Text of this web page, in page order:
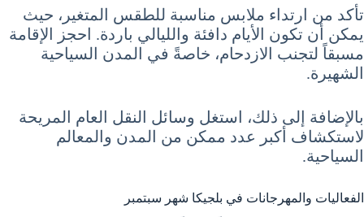
تأكد من ارتداء ملابس مناسبة للطقس المتغير، حيث
يمكن أن تكون الأيام دافئة والليالي باردة. احجز الإقامة
مسبقاً لتجنب الازدحام، خاصةً في المدن السياحية
الشهيرة.
بالإضافة إلى ذلك، استغل وسائل النقل العام المريحة
لاستكشاف أكبر عدد ممكن من المدن والمعالم
السياحية.
الفعاليات والمهرجانات في بلجيكا شهر سبتمبر